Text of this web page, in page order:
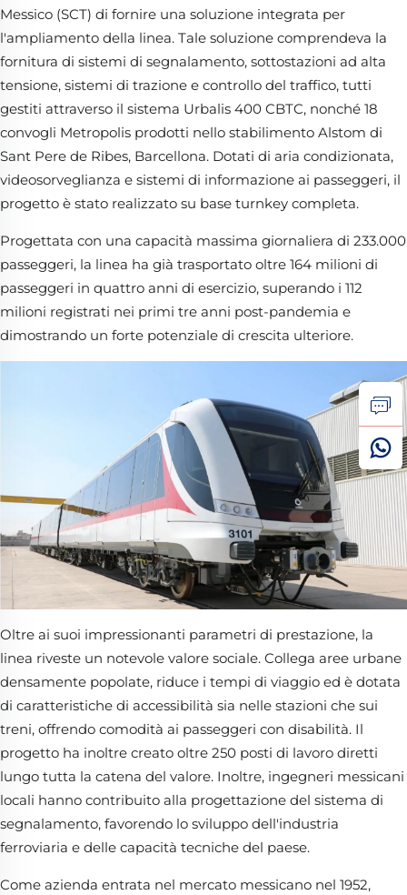
Messico (SCT) di fornire una soluzione integrata per
l'ampliamento della linea. Tale soluzione comprendeva la
fornitura di sistemi di segnalamento, sottostazioni ad alta
tensione, sistemi di trazione e controllo del traffico, tutti
gestiti attraverso il sistema Urbalis 400 CBTC, nonché 18
convogli Metropolis prodotti nello stabilimento Alstom di
Sant Pere de Ribes, Barcellona. Dotati di aria condizionata,
videosorveglianza e sistemi di informazione ai passeggeri, il
progetto è stato realizzato su base turnkey completa.
Progettata con una capacità massima giornaliera di 233.000
passeggeri, la linea ha già trasportato oltre 164 milioni di
passeggeri in quattro anni di esercizio, superando i 112
milioni registrati nei primi tre anni post-pandemia e
dimostrando un forte potenziale di crescita ulteriore.
Oltre ai suoi impressionanti parametri di prestazione, la
linea riveste un notevole valore sociale. Collega aree urbane
densamente popolate, riduce i tempi di viaggio ed è dotata
di caratteristiche di accessibilità sia nelle stazioni che sui
treni, offrendo comodità ai passeggeri con disabilità. Il
progetto ha inoltre creato oltre 250 posti di lavoro diretti
lungo tutta la catena del valore. Inoltre, ingegneri messicani
locali hanno contribuito alla progettazione del sistema di
segnalamento, favorendo lo sviluppo dell'industria
ferroviaria e delle capacità tecniche del paese.
Come azienda entrata nel mercato messicano nel 1952,